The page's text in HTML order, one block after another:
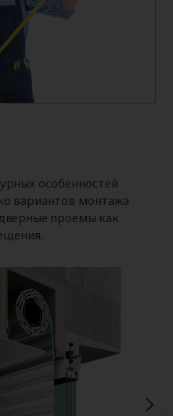
особенностей
вариантов монтажа
проемы как